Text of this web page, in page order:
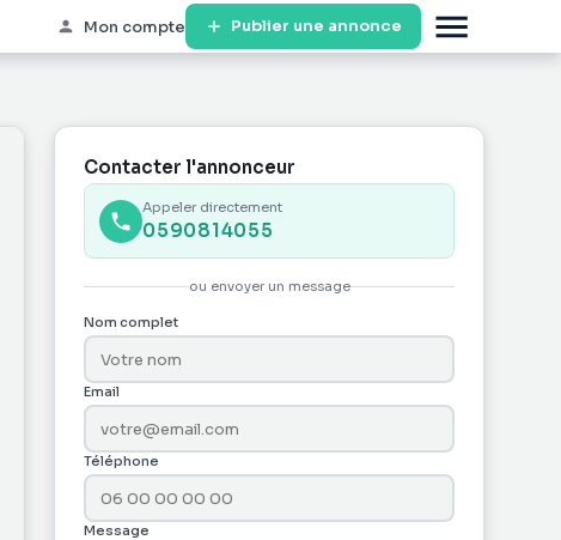
Mon compte Publier une annonce
Contacter l'annonceur
Appeler directement
0590814055
ou envoyer un message
Nom complet
Email
Téléphone
Message